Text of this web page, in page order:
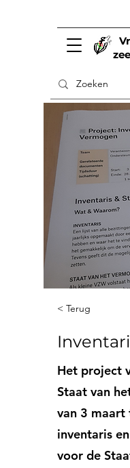
< Terug
Het project
Staat van
van 3
inventaris
voor de